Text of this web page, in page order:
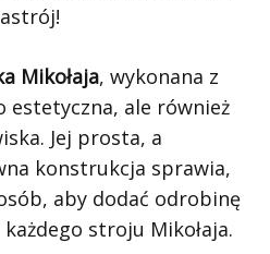
Mikołaja, wykonana z
ale również
Jej prosta, a
konstrukcja sprawia,
aby dodać odrobinę
stroju Mikołaja.